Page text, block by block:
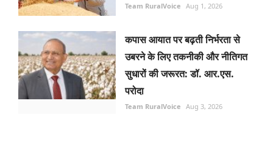
Team RuralVoice Aug 1, 2026
कपास आयात पर बढ़ती निर्भरता से
उबरने के लिए तकनीकी और नीतिगत
सुधारों की जरूरत: डॉ. आर.एस.
परोदा
Team RuralVoice Aug 3, 2026